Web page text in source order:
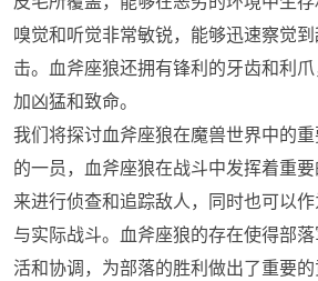
嗅觉和听觉非常敏锐，能够迅速察觉
击。血斧座狼还拥有锋利的牙齿和利
加凶猛和致命。
我们将探讨血斧座狼在魔兽世界中的
的一员，血斧座狼在战斗中发挥着重
来进行侦查和追踪敌人，同时也可以
与实际战斗。血斧座狼的存在使得部
活和协调，为部落的胜利做出了重要的